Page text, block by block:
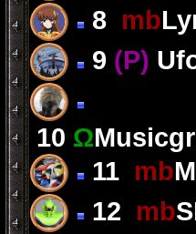
8 mb
9 (P)
10 Ω
11 mb
12 mb